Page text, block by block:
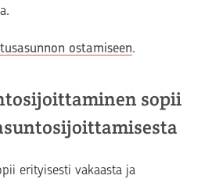
ostamiseen.
sopii
erityisesti vakaasta ja